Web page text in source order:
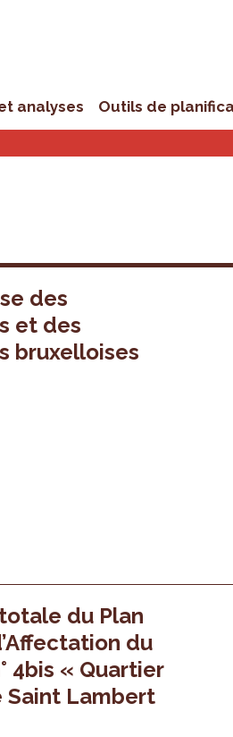
analyses Outils de
des
et des
bruxelloises
du Plan
du
4bis « Quartier
Saint Lambert